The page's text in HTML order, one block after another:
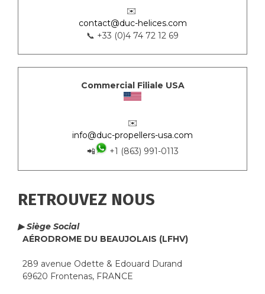
✉️
contact@duc-helices.com
📞 +33 (0)4 74 72 12 69
Commercial Filiale USA
✉️
info@duc-propellers-usa.com
📲
+1 (863) 991-0113
RETROUVEZ NOUS
▶ Siège Social
AÉRODROME DU BEAUJOLAIS (LFHV)
289 avenue Odette & Edouard Durand
69620 Frontenas, FRANCE